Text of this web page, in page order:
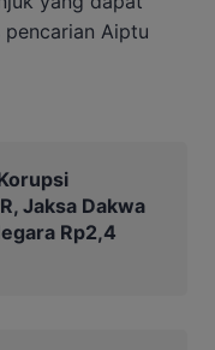
Aiptu
Jaksa Dakwa
Rp2,4